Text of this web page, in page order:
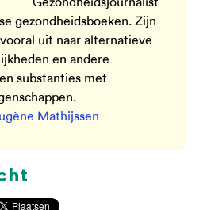
gezondheidsboeken. Zijn
uit naar alternatieve
en andere
substanties met
Mathijssen